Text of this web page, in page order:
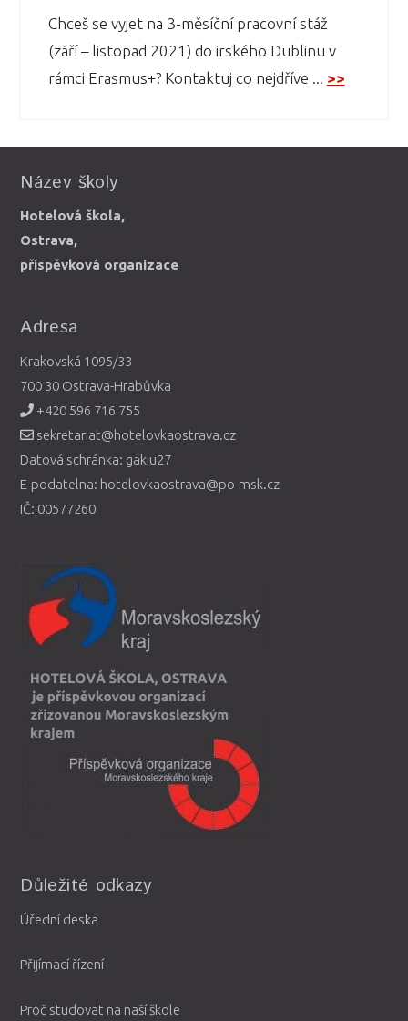
Chceš se vyjet na 3-měsíční pracovní stáž
(září – listopad 2021) do irského Dublinu v
rámci Erasmus+? Kontaktuj co nejdříve ... >>
Název školy
Hotelová škola,
Ostrava,
příspěvková organizace
Adresa
Krakovská 1095/33
700 30 Ostrava-Hrabůvka
+420 596 716 755
sekretariat@hotelovkaostrava.cz
Datová schránka: gakiu27
E-podatelna: hotelovkaostrava@po-msk.cz
IČ: 00577260
Důležité odkazy
Úřední deska
Přijímací řízení
Proč studovat na naší škole